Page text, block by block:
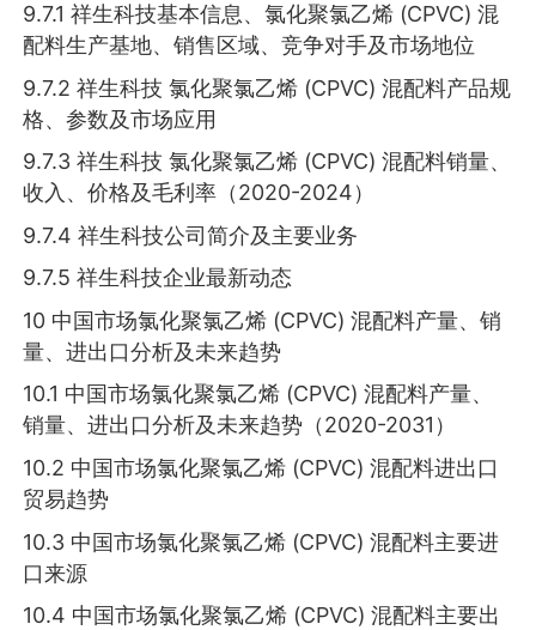
9.7.1 祥生科技基本信息、氯化聚氯乙烯 (CPVC) 混
配料生产基地、销售区域、竞争对手及市场地位
9.7.2 祥生科技 氯化聚氯乙烯 (CPVC) 混配料产品规
格、参数及市场应用
9.7.3 祥生科技 氯化聚氯乙烯 (CPVC) 混配料销量、
收入、价格及毛利率（2020-2024）
9.7.4 祥生科技公司简介及主要业务
9.7.5 祥生科技企业最新动态
10 中国市场氯化聚氯乙烯 (CPVC) 混配料产量、销
量、进出口分析及未来趋势
10.1 中国市场氯化聚氯乙烯 (CPVC) 混配料产量、
销量、进出口分析及未来趋势（2020-2031）
10.2 中国市场氯化聚氯乙烯 (CPVC) 混配料进出口
贸易趋势
10.3 中国市场氯化聚氯乙烯 (CPVC) 混配料主要进
口来源
10.4 中国市场氯化聚氯乙烯 (CPVC) 混配料主要出